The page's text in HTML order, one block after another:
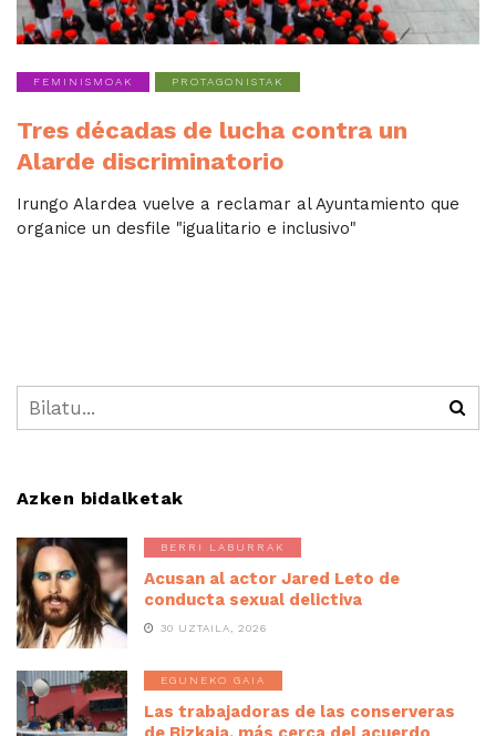
FEMINISMOAK PROTAGONISTAK
Tres décadas de lucha contra un
Alarde discriminatorio
Irungo Alardea vuelve a reclamar al Ayuntamiento que
organice un desfile "igualitario e inclusivo"
Azken bidalketak
BERRI LABURRAK
Acusan al actor Jared Leto de
conducta sexual delictiva
30 UZTAILA, 2026
EGUNEKO GAIA
Las trabajadoras de las conserveras